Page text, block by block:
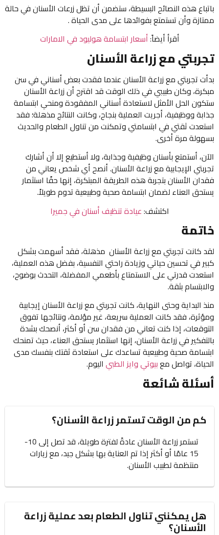
باتباع هذه النصائح البسيطة، ستضمن أن تظل زرعات الأسنان في حالة
ممتازة وأن تستمتع بفوائدها على مدى الحياة .
أقرأ أيضاً:أسعار ابتسامة هوليود في الامارات
تجربتي مع زراعة الأسنان
بدأت تجربتي مع زراعة الأسنان عندما فقدت بعض أسناني في سن
مبكرة، وكان طبيبي في ذلك الوقت قد اقترح أن زراعة الأسنان
ستكون الحل الأمثل لاستعادة أسناني المفقودة ومنحي ابتسامة
جذابة ووظيفية، أجريت العملية بنجاح، وكانت النتائج مذهلة؛ فقد
استعدت ثقتي في ابتسامتي وتمكنت من تناول الطعام والحديث
بسهولة مرة أخرى.
الآن، أستمتع بأسنان وظيفية وجذابة، ولا أستطيع إلا أن أشارك
تجربتي الإيجابية مع زراعة الأسنان. أنصح أي شخص يعاني من
فقدان الأسنان بتجربة هذه الطريقة المبتكرة، إنها حقًا استثمار
يستحق العناء لضمان ابتسامة صحية وطبيعية تدوم طويلاً.
اكتشف:عيادة تنظيف أسنان في جميرا
خاتمة
لقد كانت تجربتي مع زراعة الأسنان مذهلة، فقد أسهمت بشكل
كبير في تحسين حياتي وزيادة راحتي النفسية، بفضل هذه العملية،
استعدت قدرتي على الاستمتاع بأطعمي المفضلة، التحدث بوضوح،
والابتسام بثقة.
منذ البداية وحتى النهاية، كانت تجربتي مع زراعة الأسنان إيجابية
ومؤثرة، فقد كانت العملية سريعة، غير مؤلمة، ونتائجها تفوق
التوقعات، إذا كنت تعاني من فقدان سن أو أكثر، أنصحك بشدة
بالتفكير في زراعة الأسنان، إنها استثمار يستحق العناء، حيث تمنحك
ابتسامة صحية وطبيعية تساعدك على استعادة ثقتك بنفسك مدى
الحياة، تواصل معبيوتي وايز الطبي اليوم.
أسئلة شائعة
كم من الوقت تستمر زراعة الأسنان؟
تستمر زراعة الأسنان عادةً لفترة طويلة، قد تصل إلى 10-
15 عامًا أو أكثر إذا تم العناية بها بشكل جيد، مع زيارات
منتظمة لطبيب الأسنان.
هل يمكنني تناول الطعام بعد عملية زراعة
الأسنان؟